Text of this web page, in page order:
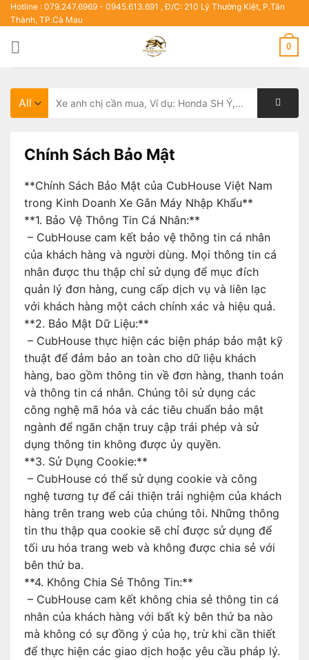
Skip
to
content
Hotline : 079.247.6969 - 0945.613.691 , Đ/C: 210 Lý Thường Kiệt, P.Tân
Thành, TP.Cà Mau
0
Chính Sách Bảo Mật
**Chính Sách Bảo Mật của CubHouse Việt Nam
trong Kinh Doanh Xe Gắn Máy Nhập Khẩu**
**1. Bảo Vệ Thông Tin Cá Nhân:**
– CubHouse cam kết bảo vệ thông tin cá nhân
của khách hàng và người dùng. Mọi thông tin cá
nhân được thu thập chỉ sử dụng để mục đích
quản lý đơn hàng, cung cấp dịch vụ và liên lạc
với khách hàng một cách chính xác và hiệu quả.
**2. Bảo Mật Dữ Liệu:**
– CubHouse thực hiện các biện pháp bảo mật kỹ
thuật để đảm bảo an toàn cho dữ liệu khách
hàng, bao gồm thông tin về đơn hàng, thanh toán
và thông tin cá nhân. Chúng tôi sử dụng các
công nghệ mã hóa và các tiêu chuẩn bảo mật
ngành để ngăn chặn truy cập trái phép và sử
dụng thông tin không được ủy quyền.
**3. Sử Dụng Cookie:**
– CubHouse có thể sử dụng cookie và công
nghệ tương tự để cải thiện trải nghiệm của khách
hàng trên trang web của chúng tôi. Những thông
tin thu thập qua cookie sẽ chỉ được sử dụng để
tối ưu hóa trang web và không được chia sẻ với
bên thứ ba.
**4. Không Chia Sẻ Thông Tin:**
– CubHouse cam kết không chia sẻ thông tin cá
nhân của khách hàng với bất kỳ bên thứ ba nào
mà không có sự đồng ý của họ, trừ khi cần thiết
để thực hiện các giao dịch hoặc yêu cầu pháp lý.